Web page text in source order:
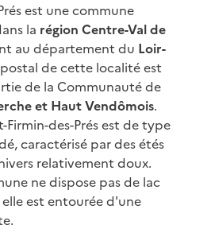
est une commune
la région Centre-Val de
au département du Loir-
de cette localité est
de la Communauté de
et Haut Vendômois.
Firmin-des-Prés est de type
caractérisé par des étés
relativement doux.
ne dispose pas de lac
est entourée d'une